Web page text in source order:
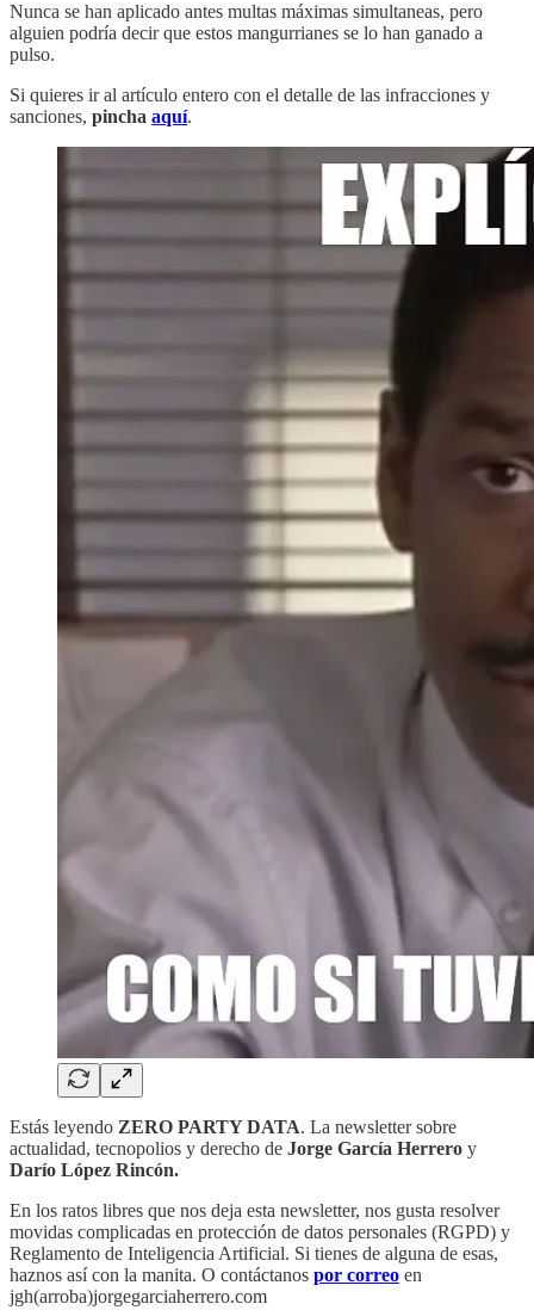
Nunca se han aplicado antes multas máximas simultaneas, pero
alguien podría decir que estos mangurrianes se lo han ganado a
pulso.
Si quieres ir al artículo entero con el detalle de las infracciones y
sanciones, pincha aquí.
Estás leyendo ZERO PARTY DATA. La newsletter sobre
actualidad, tecnopolios y derecho de Jorge García Herrero y
Darío López Rincón.
En los ratos libres que nos deja esta newsletter, nos gusta resolver
movidas complicadas en protección de datos personales (RGPD) y
Reglamento de Inteligencia Artificial. Si tienes de alguna de esas,
haznos así con la manita. O contáctanos por correo en
jgh(arroba)jorgegarciaherrero.com